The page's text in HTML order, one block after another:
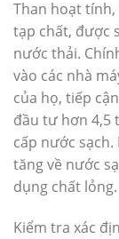
Than hoạt
tạp chất, được
nước thải.
vào các nhà
của họ, tiếp
đầu tư hơn 4,5
cấp nước
tăng về nước
dụng chất lỏng.
Kiểm tra xác